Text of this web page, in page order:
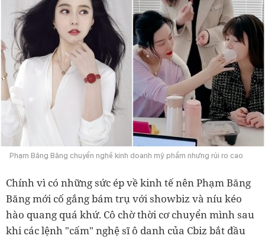
Phạm Băng Băng chuyển nghề kinh doanh mỹ phẩm nhưng rủi ro cao
Chính vì có những sức ép về kinh tế nên Phạm Băng
Băng mới cố gắng bám trụ với showbiz và níu kéo
hào quang quá khứ. Cô chờ thời cơ chuyển mình sau
khi các lệnh "cấm" nghệ sĩ ô danh của Cbiz bắt đầu